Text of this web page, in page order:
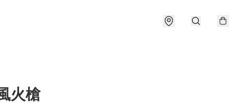
火槍